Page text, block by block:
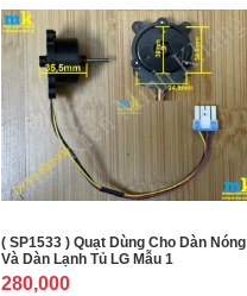
( SP1533 ) Quạt Dùng Cho Dàn Nóng
Và Dàn Lạnh Tủ LG Mẫu 1
280,000